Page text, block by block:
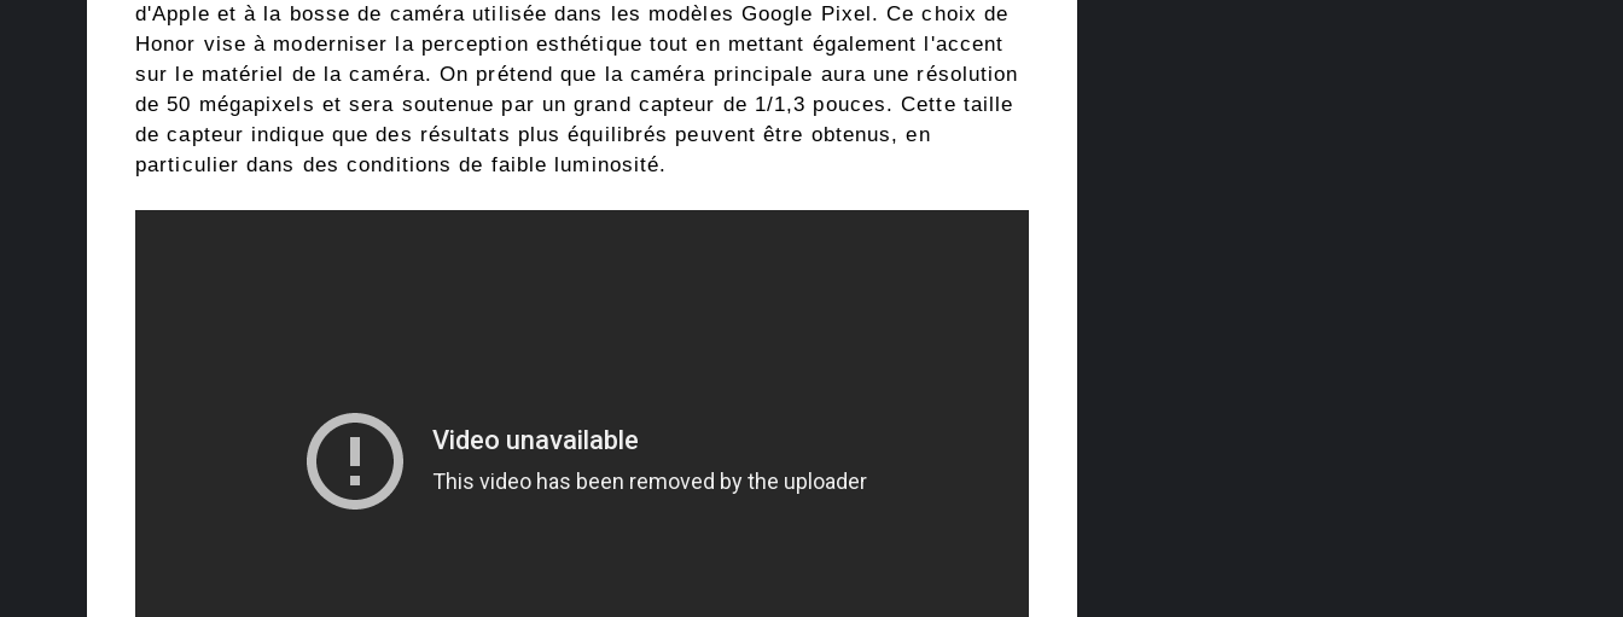
d'Apple et à la bosse de caméra utilisée dans les modèles Google Pixel. Ce choix de
Honor vise à moderniser la perception esthétique tout en mettant également l'accent
sur le matériel de la caméra. On prétend que la caméra principale aura une résolution
de 50 mégapixels et sera soutenue par un grand capteur de 1/1,3 pouces. Cette taille
de capteur indique que des résultats plus équilibrés peuvent être obtenus, en
particulier dans des conditions de faible luminosité.